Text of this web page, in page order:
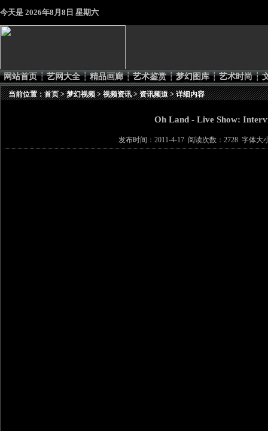
今天是 2026年8月8日 星期六
网站首页 ┆ 艺网大全 ┆ 精品画廊 ┆ 艺术鉴赏 ┆ 梦幻图库 ┆ 艺术时尚 ┆
当前位置：首页>梦幻视频>视频资讯>资讯频道> 详细内容
Oh Land - Live Show:
发布时间：2011-4-17 阅读次数：2728 字体大